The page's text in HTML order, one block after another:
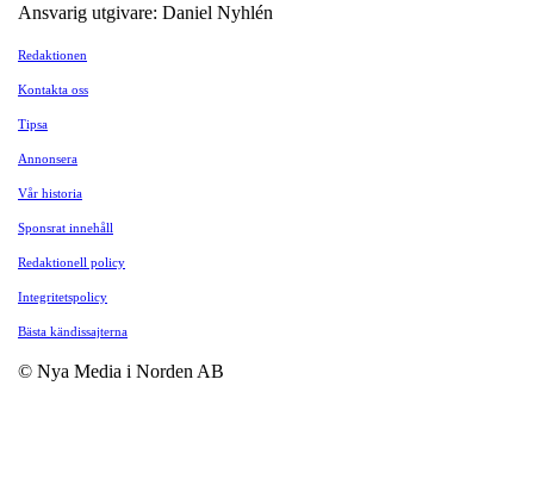
Ansvarig utgivare: Daniel Nyhlén
Redaktionen
Kontakta oss
Tipsa
Annonsera
Vår historia
Sponsrat innehåll
Redaktionell policy
Integritetspolicy
Bästa kändissajterna
© Nya Media i Norden AB